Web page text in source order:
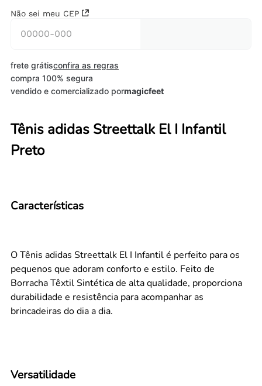
Não sei meu CEP
frete grátisconfira as regras
compra 100% segura
vendido e comercializado pormagicfeet
Tênis adidas Streettalk El I Infantil
Preto
Características
O Tênis adidas Streettalk El I Infantil é perfeito para os
pequenos que adoram conforto e estilo. Feito de
Borracha Têxtil Sintética de alta qualidade, proporciona
durabilidade e resistência para acompanhar as
brincadeiras do dia a dia.
Versatilidade